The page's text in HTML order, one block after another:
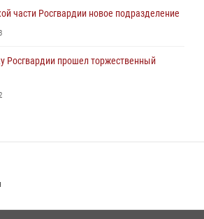
части Росгвардии новое подразделение
Росгвардии прошел торжественный
получили в руки легендарное оружие